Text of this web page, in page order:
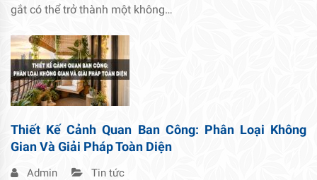
gắt có thể trở thành một không…
Thiết Kế Cảnh Quan Ban Công: Phân Loại Không
Gian Và Giải Pháp Toàn Diện
Admin Tin tức